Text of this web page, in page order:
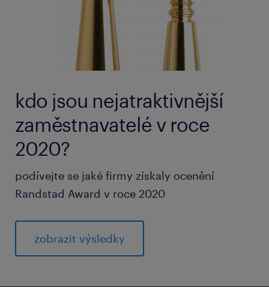
kdo jsou nejatraktivnější
zaměstnavatelé v roce
2020?
podívejte se jaké firmy získaly ocenění
Randstad Award v roce 2020
zobrazit výsledky